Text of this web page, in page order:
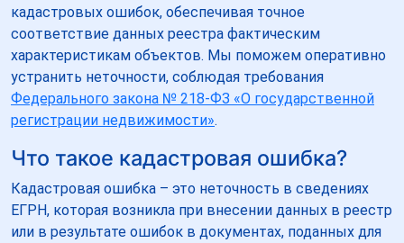
кадастровых ошибок, обеспечивая точное
соответствие данных реестра фактическим
характеристикам объектов. Мы поможем оперативно
устранить неточности, соблюдая требования
Федерального закона № 218-ФЗ «О государственной
регистрации недвижимости».
Что такое кадастровая ошибка?
Кадастровая ошибка – это неточность в сведениях
ЕГРН, которая возникла при внесении данных в реестр
или в результате ошибок в документах, поданных для